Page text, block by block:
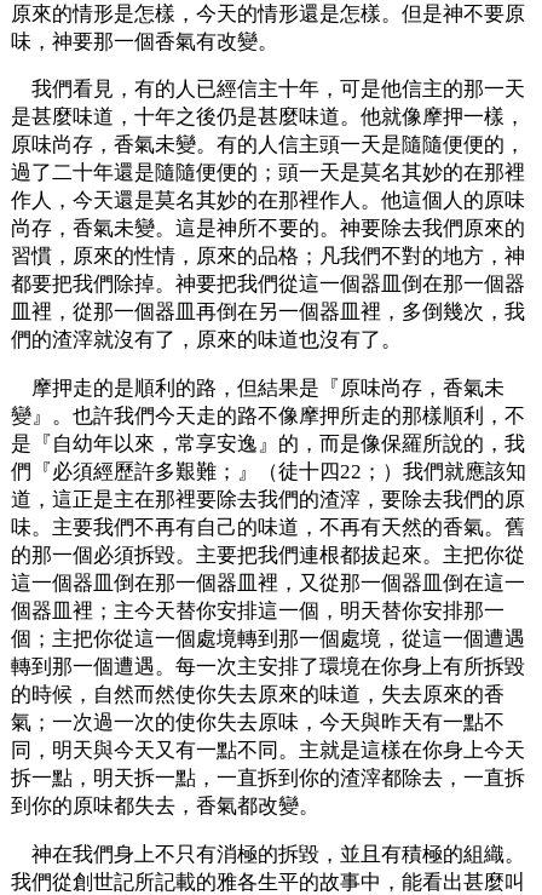
原來的情形是怎樣，今天的情形還是怎樣。但是神不要原
味，神要那一個香氣有改變。
我們看見，有的人已經信主十年，可是他信主的那一天
是甚麼味道，十年之後仍是甚麼味道。他就像摩押一樣，
原味尚存，香氣未變。有的人信主頭一天是隨隨便便的，
過了二十年還是隨隨便便的；頭一天是莫名其妙的在那裡
作人，今天還是莫名其妙的在那裡作人。他這個人的原味
尚存，香氣未變。這是神所不要的。神要除去我們原來的
習慣，原來的性情，原來的品格；凡我們不對的地方，神
都要把我們除掉。神要把我們從這一個器皿倒在那一個器
皿裡，從那一個器皿再倒在另一個器皿裡，多倒幾次，我
們的渣滓就沒有了，原來的味道也沒有了。
摩押走的是順利的路，但結果是『原味尚存，香氣未
變』。也許我們今天走的路不像摩押所走的那樣順利，不
是『自幼年以來，常享安逸』的，而是像保羅所說的，我
們『必須經歷許多艱難；』（徒十四22；）我們就應該知
道，這正是主在那裡要除去我們的渣滓，要除去我們的原
味。主要我們不再有自己的味道，不再有天然的香氣。舊
的那一個必須拆毀。主要把我們連根都拔起來。主把你從
這一個器皿倒在那一個器皿裡，又從那一個器皿倒在這一
個器皿裡；主今天替你安排這一個，明天替你安排那一
個；主把你從這一個處境轉到那一個處境，從這一個遭遇
轉到那一個遭遇。每一次主安排了環境在你身上有所拆毀
的時候，自然而然使你失去原來的味道，失去原來的香
氣；一次過一次的使你失去原味，今天與昨天有一點不
同，明天與今天又有一點不同。主就是這樣在你身上今天
拆一點，明天拆一點，一直拆到你的渣滓都除去，一直拆
到你的原味都失去，香氣都改變。
神在我們身上不只有消極的拆毀，並且有積極的組織。
我們從創世記所記載的雅各生平的故事中，能看出甚麼叫